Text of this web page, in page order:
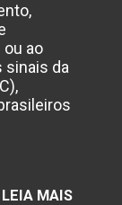
ao
sinais da
LEIA MAIS: